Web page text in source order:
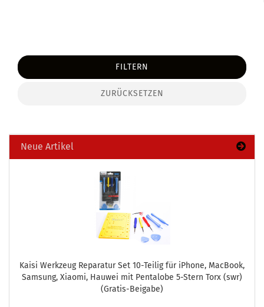
FILTERN
ZURÜCKSETZEN
Neue Artikel
Kaisi Werk­zeug Re­pa­ra­tur Set 10-​Teilig für iPho­ne, MacBook,
Sam­sung, Xiao­mi, Hau­wei mit Pen­talo­be 5-​Stern Torx (swr)
(Gratis-​Beigabe)